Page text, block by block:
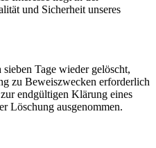
und Sicherheit unseres
Tage wieder gelöscht,
zu Beweiszwecken erforderlich
endgültigen Klärung eines
Löschung ausgenommen.